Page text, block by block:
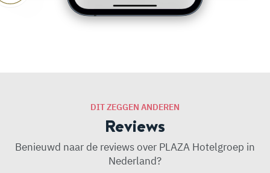
DIT ZEGGEN ANDEREN
Reviews
Benieuwd naar de reviews over PLAZA Hotelgroep in
Nederland?